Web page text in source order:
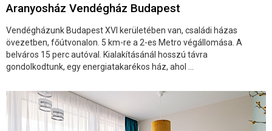
Aranyosház Vendégház Budapest
Vendégházunk Budapest XVI kerületében van, családi házas
övezetben, főútvonalon. 5 km-re a 2-es Metro végállomása. A
belváros 15 perc autóval. Kialakításánál hosszú távra
gondolkodtunk, egy energiatakarékos ház, ahol ...